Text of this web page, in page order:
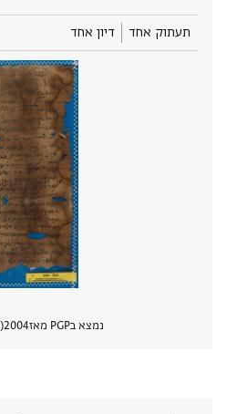
תעתוק אחד דיון אחד
נמצא בPGP מאז 2004